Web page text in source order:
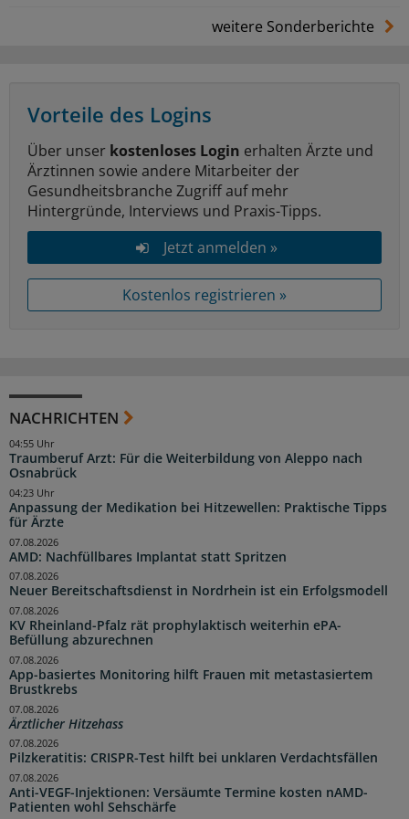
weitere Sonderberichte
Vorteile des Logins
Über unser kostenloses Login erhalten Ärzte und
Ärztinnen sowie andere Mitarbeiter der
Gesundheitsbranche Zugriff auf mehr
Hintergründe, Interviews und Praxis-Tipps.
Jetzt anmelden »
Kostenlos registrieren »
NACHRICHTEN
Traumberuf Arzt: Für die Weiterbildung von Aleppo nach
Osnabrück
04:55 Uhr
Anpassung der Medikation bei Hitzewellen: Praktische Tipps
für Ärzte
04:23 Uhr
AMD: Nachfüllbares Implantat statt Spritzen
07.08.2026
Neuer Bereitschaftsdienst in Nordrhein ist ein Erfolgsmodell
07.08.2026
KV Rheinland-Pfalz rät prophylaktisch weiterhin ePA-
Befüllung abzurechnen
07.08.2026
App-basiertes Monitoring hilft Frauen mit metastasiertem
Brustkrebs
07.08.2026
Ärztlicher Hitzehass
07.08.2026
Pilzkeratitis: CRISPR-Test hilft bei unklaren Verdachtsfällen
07.08.2026
Anti-VEGF-Injektionen: Versäumte Termine kosten nAMD-
Patienten wohl Sehschärfe
07.08.2026